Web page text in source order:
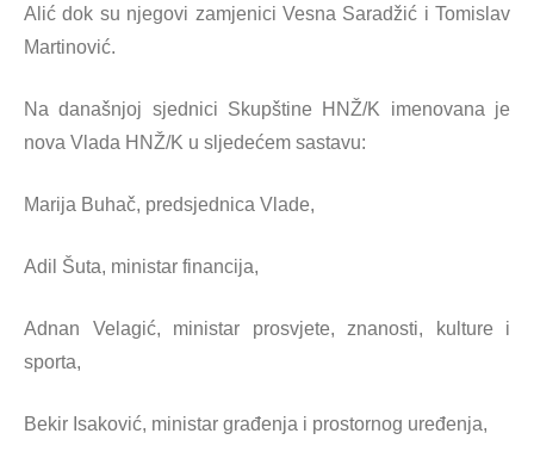
Alić dok su njegovi zamjenici Vesna Saradžić i Tomislav
Martinović.
Na današnjoj sjednici Skupštine HNŽ/K imenovana je
nova Vlada HNŽ/K u sljedećem sastavu:
Marija Buhač, predsjednica Vlade,
Adil Šuta, ministar financija,
Adnan Velagić, ministar prosvjete, znanosti, kulture i
sporta,
Bekir Isaković, ministar građenja i prostornog uređenja,